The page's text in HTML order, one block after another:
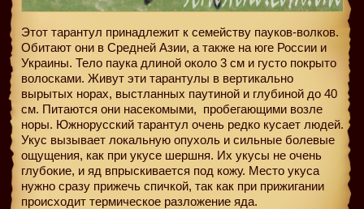
Этот тарантул принадлежит к семейству пауков-волков.
Обитают они в Средней Азии, а также на юге России и
Украины. Тело паука длиной около 3 см и густо покрыто
волосками. Живут эти тарантулы в вертикально
вырытых норах, выстланных паутиной и глубиной до 40
см. Питаются они насекомыми, пробегающими возле
норы. Южнорусский тарантул очень редко кусает людей.
Укус вызывает локальную опухоль и сильные болевые
ощущения, как при укусе шершня. Их укусы не очень
глубокие, и яд впрыскивается под кожу. Место укуса
нужно сразу прижечь спичкой, так как при прижигании
происходит термическое разложение яда.